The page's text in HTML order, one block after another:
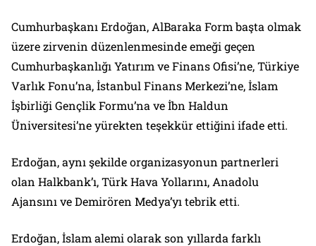
Cumhurbaşkanı Erdoğan, AlBaraka Form başta olmak
üzere zirvenin düzenlenmesinde emeği geçen
Cumhurbaşkanlığı Yatırım ve Finans Ofisi’ne, Türkiye
Varlık Fonu’na, İstanbul Finans Merkezi’ne, İslam
İşbirliği Gençlik Formu’na ve İbn Haldun
Üniversitesi’ne yürekten teşekkür ettiğini ifade etti.
Erdoğan, aynı şekilde organizasyonun partnerleri
olan Halkbank’ı, Türk Hava Yollarını, Anadolu
Ajansını ve Demirören Medya’yı tebrik etti.
Erdoğan, İslam alemi olarak son yıllarda farklı